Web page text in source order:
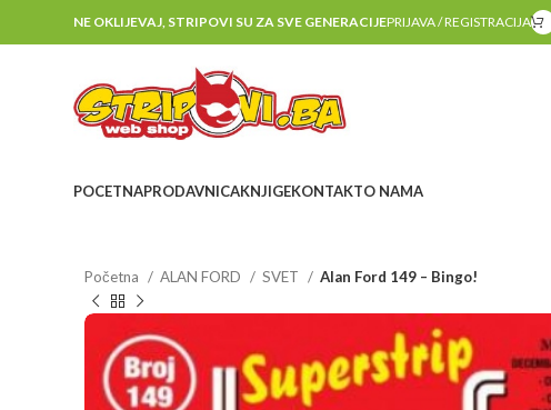
NE OKLIJEVAJ, STRIPOVI SU ZA SVE GENERACIJEPRIJAVA / REGISTRACIJA
POCETNAPRODAVNICAKNJIGEKONTAKTO NAMA
Početna ALAN FORD SVET Alan Ford 149 – Bingo!